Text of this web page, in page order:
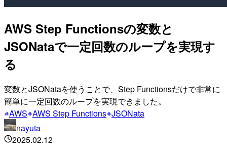
AWS Step Functionsの変数と
JSONataで一定回数のループを実現す
る
変数とJSONataを使うことで、Step Functionsだけで非常に
簡単に一定回数のループを実現できました。
AWS AWS Step Functions JSONata
nayuta
2025.02.12